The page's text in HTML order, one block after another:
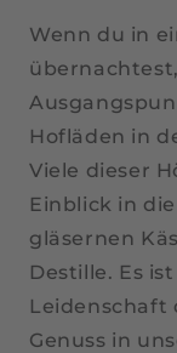
Wenn du in
Hofläden in
Viele dieser
Einblick in
gläsernen
Destille. Es
Leidenschaft
Genuss in